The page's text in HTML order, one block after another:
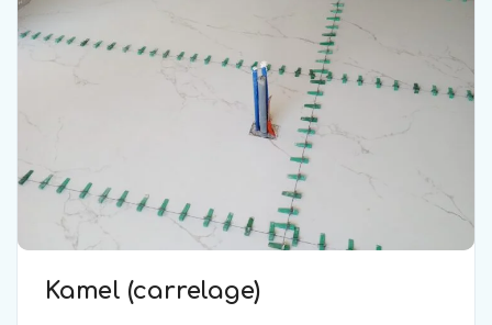
Kamel (carrelage)